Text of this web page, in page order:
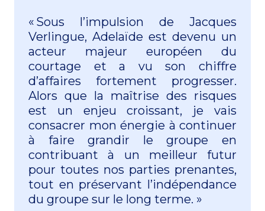
« Sous l’impulsion de Jacques
Verlingue, Adelaïde est devenu un
acteur majeur européen du
courtage et a vu son chiffre
d’affaires fortement progresser.
Alors que la maîtrise des risques
est un enjeu croissant, je vais
consacrer mon énergie à continuer
à faire grandir le groupe en
contribuant à un meilleur futur
pour toutes nos parties prenantes,
tout en préservant l’indépendance
du groupe sur le long terme. »